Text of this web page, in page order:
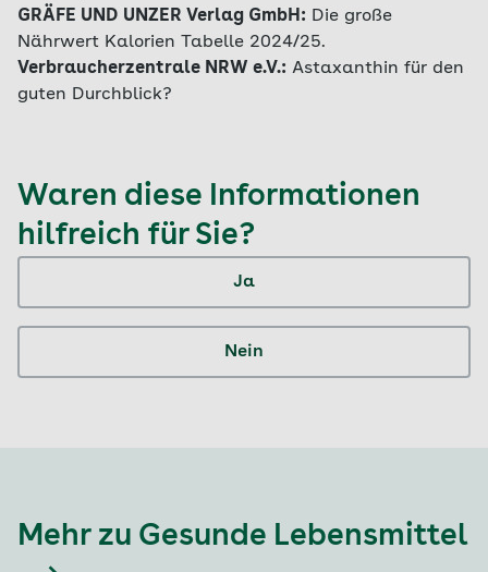
GRÄFE UND UNZER Verlag GmbH: Die große
Nährwert Kalorien Tabelle 2024/25.
Verbraucherzentrale NRW e.V.: Astaxanthin für den
guten Durchblick?
Waren diese Informationen
hilfreich für Sie?
Ja
Nein
Mehr zu Gesunde Lebensmittel